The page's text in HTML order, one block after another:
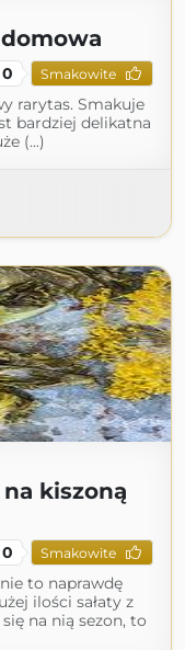
0 Smakowite
rarytas. Smakuje
bardziej delikatna
(...)
kiszoną
0 Smakowite
to naprawdę
ilości sałaty z
na nią sezon, to